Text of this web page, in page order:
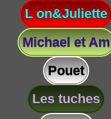
L on&Juliette
Michael et Am
Pouet
Les tuches